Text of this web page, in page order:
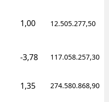
Osmaniye
1,00 12.505.277,50
-3,78 117.058.257,30
1,35 274.580.868,90